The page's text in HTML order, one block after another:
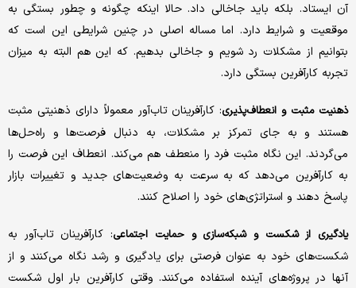
آن ایستاد. بلکه باید جاخالی داد. حالا اینکه چگونه و چطور بستگی به
موقعیت و شرایط دارد. اما مساله اصلی در چنین شرایطی این است که
بتوانیم از مشکلات رد شویم و جاخالی بدهیم. که این هم البته به میزان
تجربه کارآفرین بستگی دارد.
ذهنیت مثبت و انعطاف‌پذیری: کارآفرینان تاب‌آور معمولاً دارای ذهنیتی مثبت
هستند و به جای تمرکز بر مشکلات، به دنبال فرصت‌ها و راه‌حل‌ها
می‌گردند. این نگاه مثبت فرد را منعطف هم می‌کند. انعطاف این فرصت را
به کارآفرین می‌دهد که به سرعت به وضعیت‌های جدید و تغییرات بازار
پاسخ دهند و استراتژی‌های خود را اصلاح کنند.
یادگیری از شکست و شبکه‌سازی و حمایت اجتماعی: کارآفرینان تاب‌آور به
شکست‌های خود به عنوان فرصتی برای یادگیری و رشد نگاه می‌کنند و از
آنها در پروژه‌های آینده استفاده می‌کنند. وقتی کارآفرین بار اول شکست